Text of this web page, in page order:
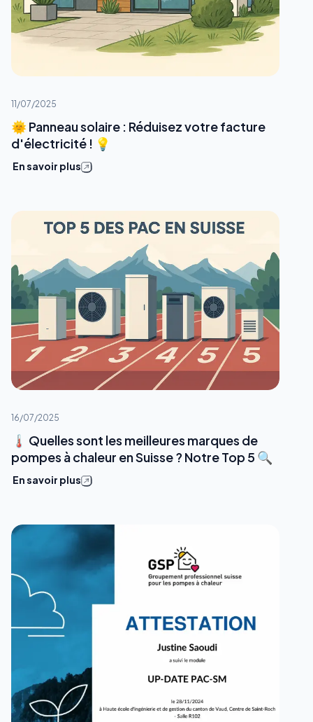
11/07/2025
🌞 Panneau solaire : Réduisez votre facture
d'électricité ! 💡
En savoir plus
16/07/2025
🌡️ Quelles sont les meilleures marques de
pompes à chaleur en Suisse ? Notre Top 5 🔍
En savoir plus